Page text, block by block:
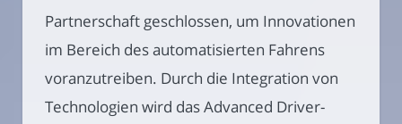
Partnerschaft geschlossen, um Innovationen
im Bereich des automatisierten Fahrens
voranzutreiben. Durch die Integration von
Technologien wird das Advanced Driver-